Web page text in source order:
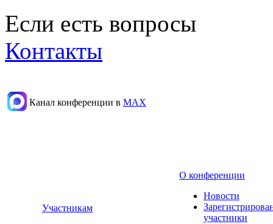
Если есть вопросы
Контакты
Канал конференции в МАХ
Участникам
О конференции
Новости
участники